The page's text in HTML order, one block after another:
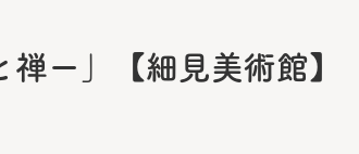
ー」【細見美術館】